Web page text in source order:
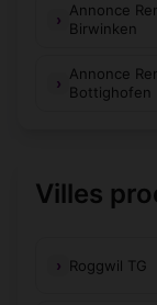
Annonce
Birwinken
Annonce
Bottighofen
Villes
Roggwil TG